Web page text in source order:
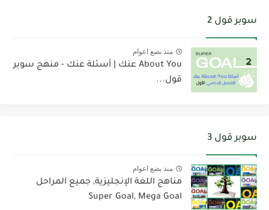
سوبر قول 2
منذ بضع اعوام
About You عنك | أسئلة عنك - منهج سوبر
قول...
سوبر قول 3
منذ بضع اعوام
مناهج اللغة الإنجليزية, جميع المراحل
Super Goal, Mega Goal